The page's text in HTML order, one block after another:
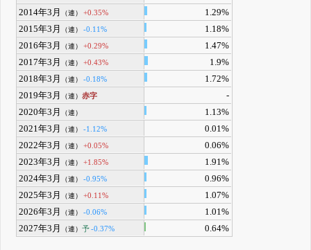
2014年3月
（連） +0.35%
1.29%
2015年3月
（連） -0.11%
1.18%
2016年3月
（連） +0.29%
1.47%
2017年3月
（連） +0.43%
1.9%
2018年3月
（連） -0.18%
1.72%
2019年3月
（連）赤字
-
2020年3月
（連）
1.13%
2021年3月
（連） -1.12%
0.01%
2022年3月
（連） +0.05%
0.06%
2023年3月
（連） +1.85%
1.91%
2024年3月
（連） -0.95%
0.96%
2025年3月
（連） +0.11%
1.07%
2026年3月
（連） -0.06%
1.01%
2027年3月
（連）予-0.37% 0.64%